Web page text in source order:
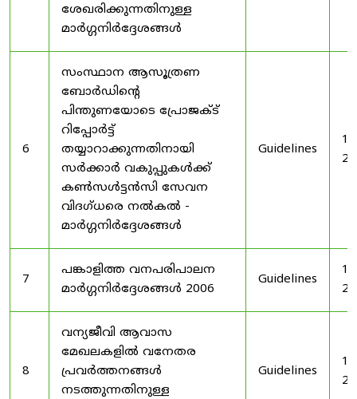
ശേഖരിക്കുന്നതിനുള്ള
മാർഗ്ഗനിർദ്ദേശങ്ങൾ
6
സംസ്ഥാന ആസൂത്രണ
ബോർഡിൻ്റെ
പിന്തുണയോടെ പ്രോജക്ട്
റിപ്പോർട്ട്
തയ്യാറാക്കുന്നതിനായി
സർക്കാർ വകുപ്പുകൾക്ക്
കൺസൾട്ടൻസി സേവന
വിദഗ്ധരെ നൽകൽ -
മാർഗ്ഗനിർദ്ദേശങ്ങൾ
Guidelines
7
പങ്കാളിത്ത വനപരിപാലന
മാർഗ്ഗനിർദ്ദേശങ്ങൾ 2006
Guidelines
8
വന്യജീവി ആവാസ
മേഖലകളിൽ വനേതര
പ്രവർത്തനങ്ങൾ
നടത്തുന്നതിനുള്ള
Guidelines